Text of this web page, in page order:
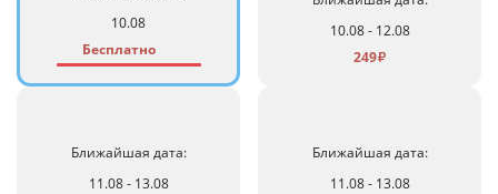
10.08
Бесплатно
10.08 - 12.08
249₽
Ближайшая дата:
11.08 - 13.08
Ближайшая дата:
11.08 - 13.08